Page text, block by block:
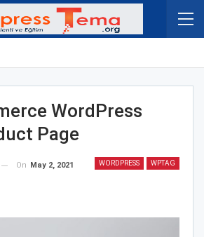
WordPress
Page
WORDPRESS WPTAG
On May 2, 2021